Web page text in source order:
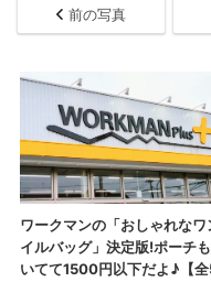
前の写真